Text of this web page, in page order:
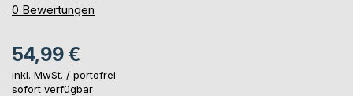
0%
0 Bewertungen
54,99 €
inkl. MwSt. / portofrei
sofort verfügbar